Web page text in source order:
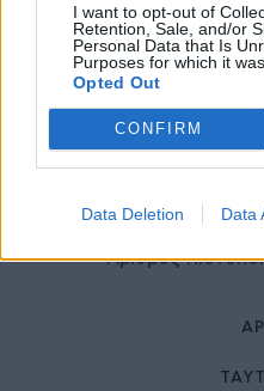
I want to opt-out of
Retention, Sale, and/or
Personal Data that Is
Purposes for which it
Opted Out
CONFIRM
Data Deletion Data
© HealthStories -
Αριθμός